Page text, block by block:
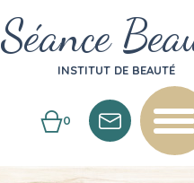
Séance
INSTITUT DE BEAUTÉ
0